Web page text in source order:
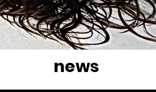
news